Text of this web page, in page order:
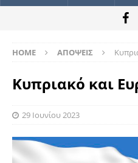
HOME ΑΠΟΨΕΙΣ
Κυπριακό και
29 Ιουνίου 2023